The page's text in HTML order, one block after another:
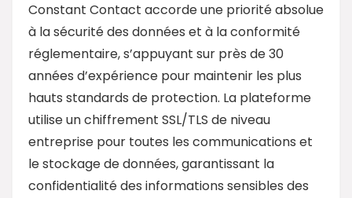
Constant Contact accorde une priorité absolue
à la sécurité des données et à la conformité
réglementaire, s’appuyant sur près de 30
années d’expérience pour maintenir les plus
hauts standards de protection. La plateforme
utilise un chiffrement SSL/TLS de niveau
entreprise pour toutes les communications et
le stockage de données, garantissant la
confidentialité des informations sensibles des